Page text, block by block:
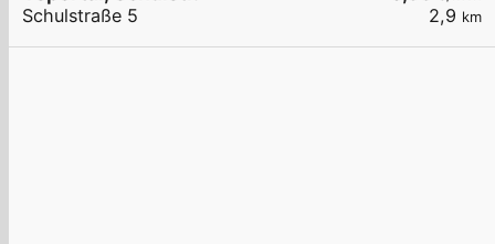
2,9 km
Schulstraße 5